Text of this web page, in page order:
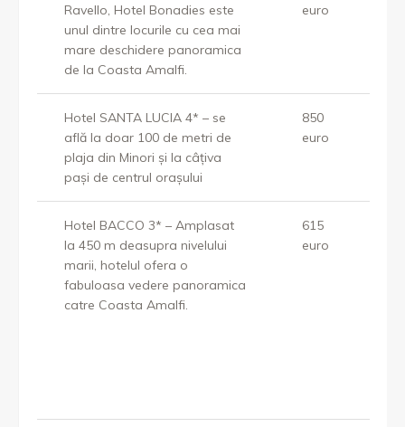
Ravello, Hotel Bonadies este
unul dintre locurile cu cea mai
mare deschidere panoramica
de la Coasta Amalfi.
euro
Hotel SANTA LUCIA 4* – se
află la doar 100 de metri de
plaja din Minori şi la câţiva
paşi de centrul oraşului
850
euro
Hotel BACCO 3* – Amplasat
la 450 m deasupra nivelului
marii, hotelul ofera o
fabuloasa vedere panoramica
catre Coasta Amalfi.
615
euro